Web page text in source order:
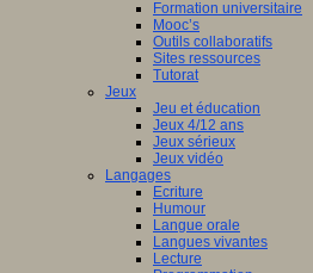
Formation universitaire
Mooc’s
Outils collaboratifs
Sites ressources
Tutorat
Jeux
Jeu et éducation
Jeux 4/12 ans
Jeux sérieux
Jeux vidéo
Langages
Ecriture
Humour
Langue orale
Langues vivantes
Lecture